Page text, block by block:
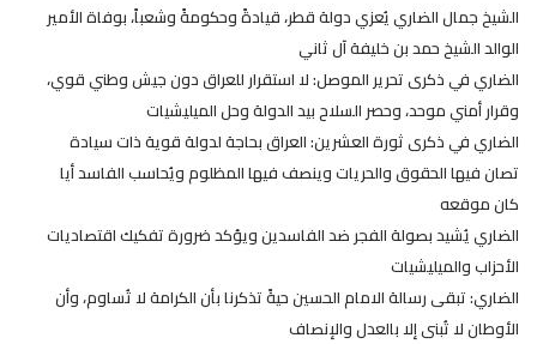
الشيخ جمال الضاري يُعزي دولة قطر، قيادةً وحكومةً وشعباً، بوفاة الأمير
الوالد الشيخ حمد بن خليفة آل ثاني
الضاري في ذكرى تحرير الموصل: لا استقرار للعراق دون جيش وطني قوي،
وقرار أمني موحد، وحصر السلاح بيد الدولة وحل الميليشيات
الضاري في ذكرى ثورة العشرين: العراق بحاجة لدولة قوية ذات سيادة
تصان فيها الحقوق والحريات وينصف فيها المظلوم ويُحاسب الفاسد أيا
كان موقعه
الضاري يُشيد بصولة الفجر ضد الفاسدين ويؤكد ضرورة تفكيك اقتصاديات
الأحزاب والميليشيات
الضاري: تبقى رسالة الامام الحسين حيةً تذكرنا بأن الكرامة لا تُساوم، وأن
الأوطان لا تُبنى إلا بالعدل والإنصاف